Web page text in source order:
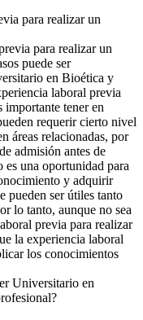
para realizar un
para realizar un
puede ser
en Bioética y
laboral previa
importante tener en
requerir cierto nivel
áreas relacionadas, por
admisión antes de
una oportunidad para
y adquirir
pueden ser útiles tanto
lo tanto, aunque no sea
previa para realizar
la experiencia laboral
los conocimientos
Universitario en